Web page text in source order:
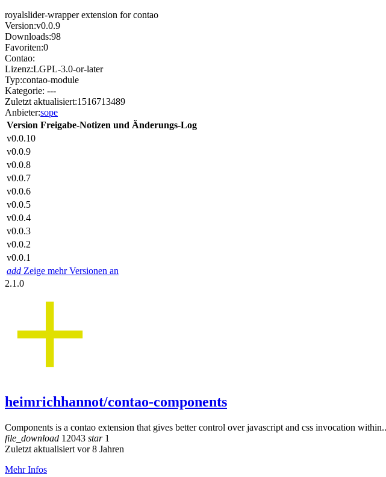
royalslider-wrapper extension for contao
Version:v0.0.9
Downloads:98
Favoriten:0
Contao:
Lizenz:LGPL-3.0-or-later
Typ:contao-module
Kategorie: ---
Zuletzt aktualisiert:1516713489
Anbieter:sope
Version Freigabe-Notizen und Änderungs-Log
v0.0.10
v0.0.9
v0.0.8
v0.0.7
v0.0.6
v0.0.5
v0.0.4
v0.0.3
v0.0.2
v0.0.1
add Zeige mehr Versionen an
2.1.0
heimrichhannot/contao-components
Components is a contao extension that gives better control over javascript and css invocation
file_download 12043 star1
Zuletzt aktualisiert vor 8 Jahren
Mehr Infos